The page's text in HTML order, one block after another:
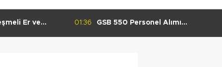
Alımı
01:29
GSB 600 Personel Alımı